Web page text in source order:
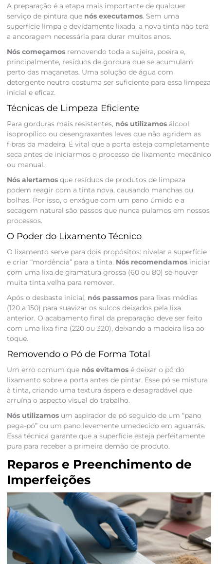
A preparação é a etapa mais importante de qualquer
serviço de pintura que nós executamos. Sem uma
superfície limpa e devidamente lixada, a nova tinta não terá
a ancoragem necessária para durar muitos anos.
Nós começamosremovendo toda a sujeira, poeira e,
principalmente, resíduos de gordura que se acumulam
perto das maçanetas. Uma solução de água com
detergente neutro costuma ser suficiente para essa limpeza
inicial e eficaz.
Técnicas de Limpeza Eficiente
Para gorduras mais resistentes, nós utilizamosálcool
isopropílico ou desengraxantes leves que não agridem as
fibras da madeira. É vital que a porta esteja completamente
seca antes de iniciarmos o processo de lixamento mecânico
ou manual.
Nós alertamosque resíduos de produtos de limpeza
podem reagir com a tinta nova, causando manchas ou
bolhas. Por isso, o enxágue com um pano úmido e a
secagem natural são passos que nunca pulamos em nossos
processos.
O Poder do Lixamento Técnico
O lixamento serve para dois propósitos: nivelar a superfície
e criar “mordência” para a tinta. Nós recomendamosiniciar
com uma lixa de gramatura grossa (60 ou 80) se houver
muita tinta velha para remover.
Após o desbaste inicial, nós passamospara lixas médias
(120 a 150) para suavizar os sulcos deixados pela lixa
anterior. O acabamento final da preparação deve ser feito
com uma lixa fina (220 ou 320), deixando a madeira lisa ao
toque.
Removendo o Pó de Forma Total
Um erro comum que nós evitamosé deixar o pó do
lixamento sobre a porta antes de pintar. Esse pó se mistura
à tinta, criando uma textura áspera e desagradável que
arruína o aspecto visual do trabalho.
Nós utilizamosum aspirador de pó seguido de um “pano
pega-pó” ou um pano levemente umedecido em aguarrás.
Essa técnica garante que a superfície esteja perfeitamente
pura para receber a primeira demão de produto.
Reparos e Preenchimento de
Imperfeições